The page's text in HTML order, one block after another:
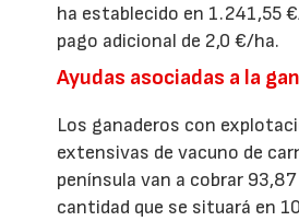
ha establecido en 1.241,55
pago adicional de 2,0 €/ha.
Ayudas asociadas a la
Los ganaderos con
extensivas de vacuno de
península van a cobrar
cantidad que se situará en